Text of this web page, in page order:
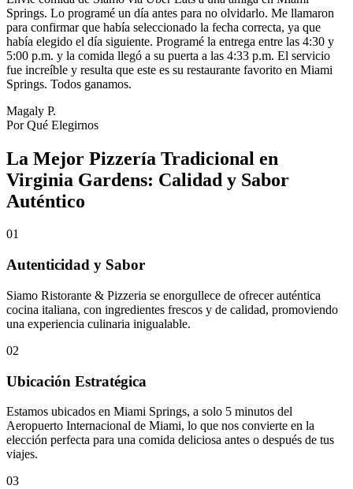
Springs. Lo programé un día antes para no olvidarlo. Me llamaron
para confirmar que había seleccionado la fecha correcta, ya que
había elegido el día siguiente. Programé la entrega entre las 4:30 y
5:00 p.m. y la comida llegó a su puerta a las 4:33 p.m. El servicio
fue increíble y resulta que este es su restaurante favorito en Miami
Springs. Todos ganamos.
Magaly P.
Por Qué Elegirnos
La Mejor Pizzería Tradicional en
Virginia Gardens: Calidad y Sabor
Auténtico
01
Autenticidad y Sabor
Siamo Ristorante & Pizzeria se enorgullece de ofrecer auténtica
cocina italiana, con ingredientes frescos y de calidad, promoviendo
una experiencia culinaria inigualable.
02
Ubicación Estratégica
Estamos ubicados en Miami Springs, a solo 5 minutos del
Aeropuerto Internacional de Miami, lo que nos convierte en la
elección perfecta para una comida deliciosa antes o después de tus
viajes.
03